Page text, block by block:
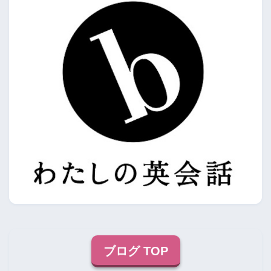
ブログ TOP